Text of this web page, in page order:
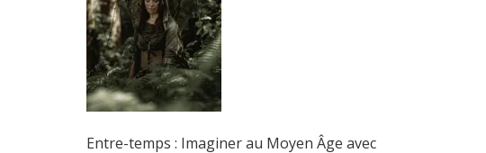
Entre-temps : Imaginer au Moyen Âge avec